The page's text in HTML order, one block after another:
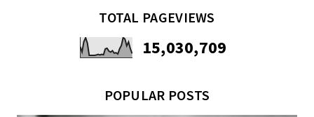
TOTAL PAGEVIEWS
15,030,709
POPULAR POSTS